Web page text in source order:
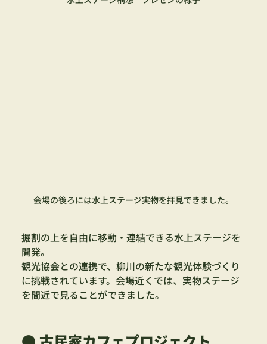
会場の後ろには水上ステージ実物を拝見できました。
掘割の上を自由に移動・連結できる水上ステージを
開発。
観光協会との連携で、柳川の新たな観光体験づくり
に挑戦されています。会場近くでは、実物ステージ
を間近で見ることができました。